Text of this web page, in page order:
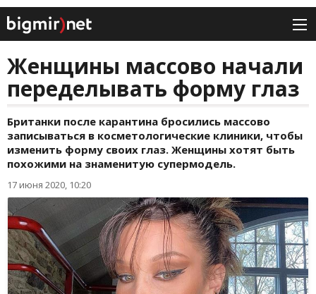
Женщины массово начали
переделывать форму глаз
Британки после карантина бросились массово
записываться в косметологические клиники, чтобы
изменить форму своих глаз. Женщины хотят быть
похожими на знаменитую супермодель.
17 июня 2020, 10:20